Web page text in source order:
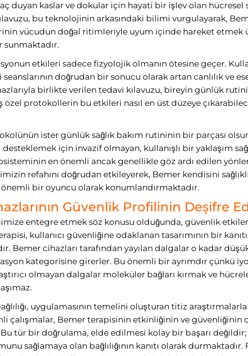
duyan kaslar ve dokular için hayati bir işlev olan
bu teknolojinin arkasındaki bilimi vurgulayarak,
vücudun doğal ritimleriyle uyum içinde hareket etmek
sunmaktadır.
etkileri sadece fizyolojik olmanın ötesine geçer.
doğrudan bir sonucu olarak artan canlılık ve
birlikte verilen tedavi kılavuzu, bireyin günlük
özel protokollerin bu etkileri nasıl en üst düzeye
ister günlük sağlık bakım rutininin bir parçası
desteklemek için invazif olmayan, kullanışlı bir yaklaşım
en önemli ancak genellikle göz ardı edilen
refahını doğrudan etkileyerek, Bemer kendisini
önemli bir oyuncu olarak konumlandırmaktadır.
Güvenlik Profilinin Deşifre
entegre etmek söz konusu olduğunda, güvenlik
kullanıcı güvenliğine odaklanan tasarımının bir
Bemer cihazları tarafından yayılan dalgalar o kadar
kategorisine girerler. Bu önemli bir ayrımdır çünkü
olmayan dalgalar moleküler bağları kırmak ve
uygulamasının temelini oluşturan titiz
çalışmalar, Bemer terapisinin etkinliğinin ve güvenliğinin
tür bir doğrulama, elde edilmesi kolay bir başarı
sağlamaya olan bağlılığının kanıtı olarak durmaktadır.